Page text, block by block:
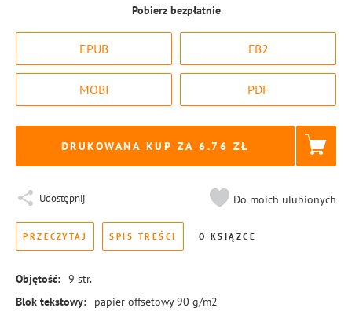
Pobierz bezpłatnie
EPUB FB2
MOBI PDF
DRUKOWANA KUP ZA 6.76
Udostępnij Do moich ulubionych
PRZECZYTAJ SPIS TREŚCI O KSIĄŻCE
Objętość: 9 str.
Blok tekstowy:
papier offsetowy 90 g/m2